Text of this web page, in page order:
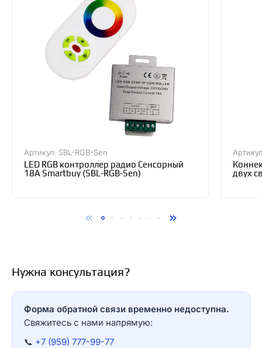
Артикул: SBL-RGB-Sen
LED RGB контроллер радио Сенсорный
18А Smartbuy (SBL-RGB-Sen)
двух
Нужна консультация?
Форма обратной связи временно недоступна.
Свяжитесь с нами напрямую:
📞 +7 (959) 777-99-77